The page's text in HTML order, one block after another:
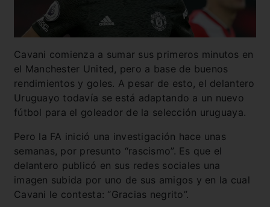
Cavani comienza a sumar sus primeros minutos en
el Manchester United, pero a base de buenos
rendimientos y goles. A pesar de esto, el delantero
Uruguayo todavía se está adaptando a un nuevo
fútbol para el goleador de la selección uruguaya.
Pero la FA inició una investigación hace unas
semanas, por presunto “rascismo”. Es que el
delantero publicó en sus redes sociales una
imagen subida por uno de sus amigos y en la cual
Cavani le contesta: “Gracias negrito”.